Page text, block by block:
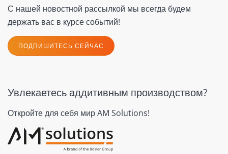
С нашей новостной рассылкой мы всегда будем
держать вас в курсе событий!
ПОДПИШИТЕСЬ СЕЙЧАС
Увлекаетесь аддитивным производством?
Откройте для себя мир AM Solutions!